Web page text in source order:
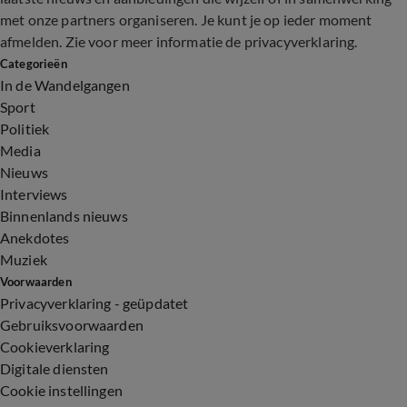
met onze partners organiseren. Je kunt je op ieder moment
afmelden. Zie voor meer informatie de privacyverklaring.
Categorieën
In de Wandelgangen
Sport
Politiek
Media
Nieuws
Interviews
Binnenlands nieuws
Anekdotes
Muziek
Voorwaarden
Privacyverklaring - geüpdatet
Gebruiksvoorwaarden
Cookieverklaring
Digitale diensten
Cookie instellingen